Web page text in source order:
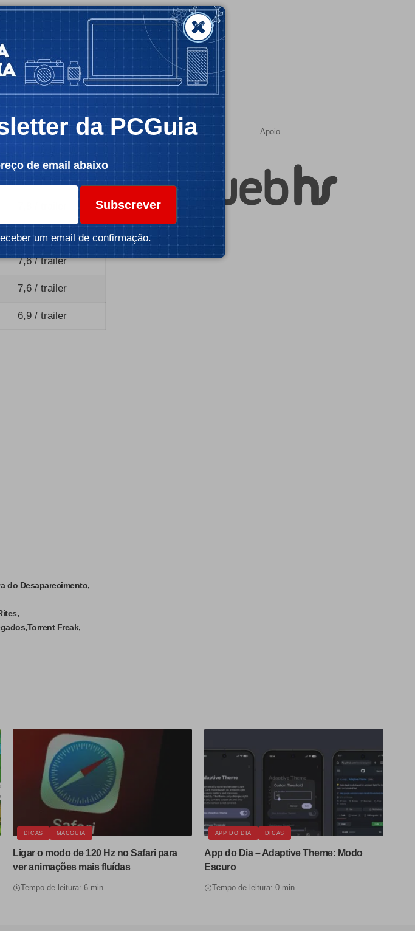
IMDb Rating /
Trailer
7,0/trailer
7,1/trailer
6,6/trailer
trailer
6,9 / trailer
7,7 /trailer
7,6/trailer
7,6/ trailer
6,9/ trailer
do Desaparecimento
Torrent Freak
Apoio
DICAS MACGUIA
Ligar o modo de 120 Hz no Safari para
ver animações mais fluídas
Tempo de leitura: 6 min
APP DO DIA DICAS
App do Dia – Adaptive Theme: Modo
Escuro
Tempo de leitura: 0 min
da PCGuia
de email abaixo
Subscrever
um email de confirmação.